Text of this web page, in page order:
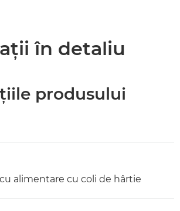
în detaliu
produsului
alimentare cu coli de hârtie